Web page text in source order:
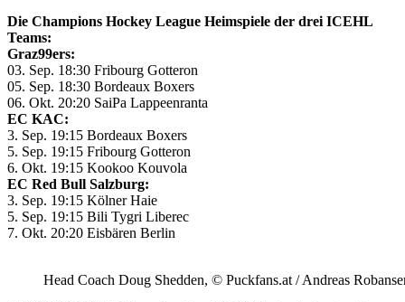
Die Champions Hockey League Heimspiele der drei ICEHL
Teams:
Graz99ers:
03. Sep. 18:30 Fribourg Gotteron
05. Sep. 18:30 Bordeaux Boxers
06. Okt. 20:20 SaiPa Lappeenranta
EC KAC:
3. Sep. 19:15 Bordeaux Boxers
5. Sep. 19:15 Fribourg Gotteron
6. Okt. 19:15 Kookoo Kouvola
EC Red Bull Salzburg:
3. Sep. 19:15 Kölner Haie
5. Sep. 19:15 Bili Tygri Liberec
7. Okt. 20:20 Eisbären Berlin
Head Coach Doug Shedden, © Puckfans.at / Andreas